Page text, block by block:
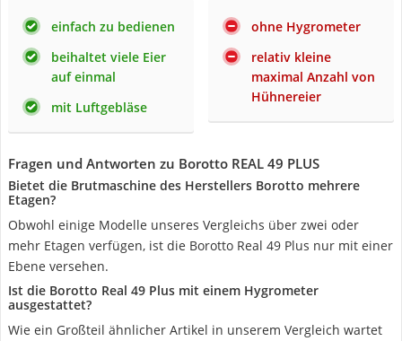
einfach zu bedienen
beihaltet viele Eier
auf einmal
mit Luftgebläse
ohne Hygrometer
relativ kleine
maximal Anzahl von
Hühnereier
Fragen und Antworten zu Borotto REAL 49 PLUS
Bietet die Brutmaschine des Herstellers Borotto mehrere
Etagen?
Obwohl einige Modelle unseres Vergleichs über zwei oder
mehr Etagen verfügen, ist die Borotto Real 49 Plus nur mit einer
Ebene versehen.
Ist die Borotto Real 49 Plus mit einem Hygrometer
ausgestattet?
Wie ein Großteil ähnlicher Artikel in unserem Vergleich wartet